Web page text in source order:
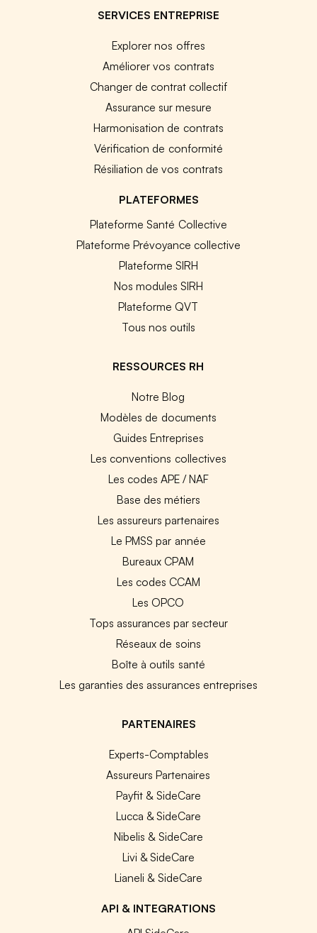
SERVICES ENTREPRISE
Explorer nos offres
Améliorer vos contrats
Changer de contrat collectif
Assurance sur mesure
Harmonisation de contrats
Vérification de conformité
Résiliation de vos contrats
PLATEFORMES
Plateforme Santé Collective
Plateforme Prévoyance collective
Plateforme SIRH
Nos modules SIRH
Plateforme QVT
Tous nos outils
RESSOURCES RH
Notre Blog
Modèles de documents
Guides Entreprises
Les conventions collectives
Les codes APE / NAF
Base des métiers
Les assureurs partenaires
Le PMSS par année
Bureaux CPAM
Les codes CCAM
Les OPCO
Tops assurances par secteur
Réseaux de soins
Boîte à outils santé
Les garanties des assurances entreprises
PARTENAIRES
Experts-Comptables
Assureurs Partenaires
Payfit & SideCare
Lucca & SideCare
Nibelis & SideCare
Livi & SideCare
Lianeli & SideCare
API & INTEGRATIONS